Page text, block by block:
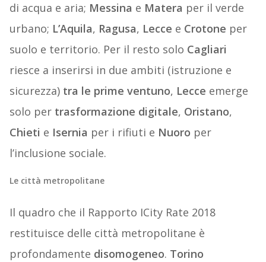
di acqua e aria; Messina e Matera per il verde
urbano; L’Aquila, Ragusa, Lecce e Crotone per
suolo e territorio. Per il resto solo Cagliari
riesce a inserirsi in due ambiti (istruzione e
sicurezza) tra le prime ventuno, Lecce emerge
solo per trasformazione digitale, Oristano,
Chieti e Isernia per i rifiuti e Nuoro per
l’inclusione sociale.
Le città metropolitane
Il quadro che il Rapporto ICity Rate 2018
restituisce delle città metropolitane è
profondamente disomogeneo. Torino